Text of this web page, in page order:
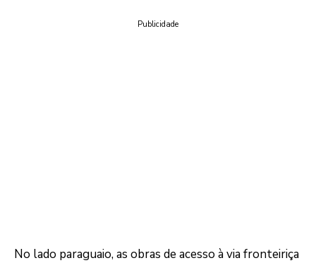
Publicidade
No lado paraguaio, as obras de acesso à via fronteiriça